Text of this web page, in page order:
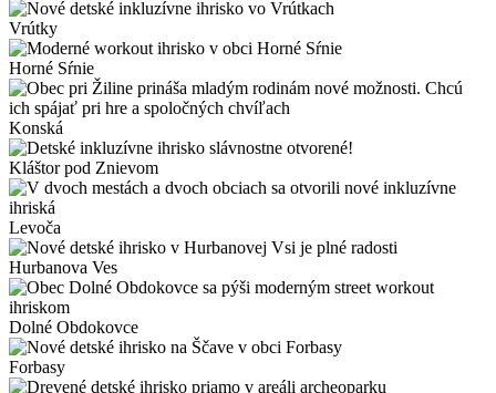
Vrútky
Horné Sŕnie
Konská
Kláštor pod Znievom
Levoča
Hurbanova Ves
Dolné Obdokovce
Forbasy